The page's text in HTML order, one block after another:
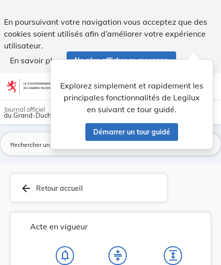
En poursuivant votre navigation vous acceptez que des
cookies soient utilisés afin d’améliorer votre expérience
utilisateur.
En savoir plus
Ne plus afficher ce message
Aller au contenu account_circle help Aide
Explorez simplement et rapidement les
principales fonctionnalités de Legilux
en suivant ce tour guidé.
Démarrer un tour guidé
light_mode dark_mode
Journal officiel
du Grand-Duché de Luxembourg
arrow_back Retour accueil
Acte en vigueur
notifications_none compress expand